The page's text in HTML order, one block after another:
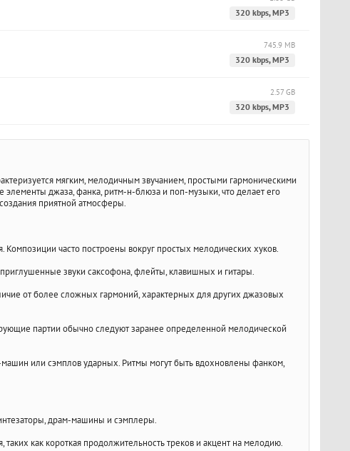
320 kbps, MP3
745.9 MB
320 kbps, MP3
2.57 GB
320 kbps, MP3
мягким, мелодичным звучанием, простыми гармоническими
элементы джаза, фанка, ритм-н-блюза и поп-музыки, что делает его
приятной атмосферы.
часто построены вокруг простых мелодических хуков.
звуки саксофона, флейты, клавишных и гитары.
от более сложных гармоний, характерных для других джазовых
партии обычно следуют заранее определенной мелодической
машин или сэмплов ударных. Ритмы могут быть вдохновлены фанком,
драм-машины и сэмплеры.
как короткая продолжительность треков и акцент на мелодию.